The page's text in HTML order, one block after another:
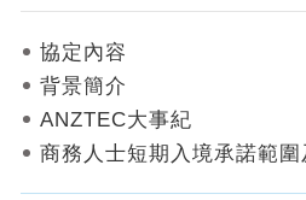
統
數
據
首
協定內容
背景簡介
ANZTEC大事紀
商務人士短期入境承諾範